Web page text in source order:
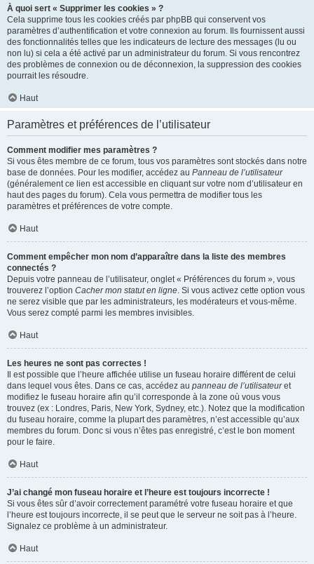
À quoi sert « Supprimer les cookies » ?
Cela supprime tous les cookies créés par phpBB qui conservent vos
paramètres d’authentification et votre connexion au forum. Ils fournissent aussi
des fonctionnalités telles que les indicateurs de lecture des messages (lu ou
non lu) si cela a été activé par un administrateur du forum. Si vous rencontrez
des problèmes de connexion ou de déconnexion, la suppression des cookies
pourrait les résoudre.
Haut
Paramètres et préférences de l’utilisateur
Comment modifier mes paramètres ?
Si vous êtes membre de ce forum, tous vos paramètres sont stockés dans notre
base de données. Pour les modifier, accédez au Panneau de l’utilisateur
(généralement ce lien est accessible en cliquant sur votre nom d’utilisateur en
haut des pages du forum). Cela vous permettra de modifier tous les
paramètres et préférences de votre compte.
Haut
Comment empêcher mon nom d’apparaître dans la liste des membres
connectés ?
Depuis votre panneau de l’utilisateur, onglet « Préférences du forum », vous
trouverez l’option Cacher mon statut en ligne. Si vous activez cette option vous
ne serez visible que par les administrateurs, les modérateurs et vous-même.
Vous serez compté parmi les membres invisibles.
Haut
Les heures ne sont pas correctes !
Il est possible que l’heure affichée utilise un fuseau horaire différent de celui
dans lequel vous êtes. Dans ce cas, accédez au panneau de l’utilisateuret
modifiez le fuseau horaire afin qu’il corresponde à la zone où vous vous
trouvez (ex : Londres, Paris, New York, Sydney, etc.). Notez que la modification
du fuseau horaire, comme la plupart des paramètres, n’est accessible qu’aux
membres du forum. Donc si vous n’êtes pas enregistré, c’est le bon moment
pour le faire.
Haut
J’ai changé mon fuseau horaire et l’heure est toujours incorrecte !
Si vous êtes sûr d’avoir correctement paramétré votre fuseau horaire et que
l’heure est toujours incorrecte, il se peut que le serveur ne soit pas à l’heure.
Signalez ce problème à un administrateur.
Haut